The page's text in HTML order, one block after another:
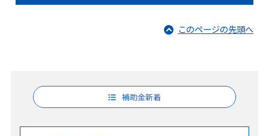
補助金新着
このページの先頭へ